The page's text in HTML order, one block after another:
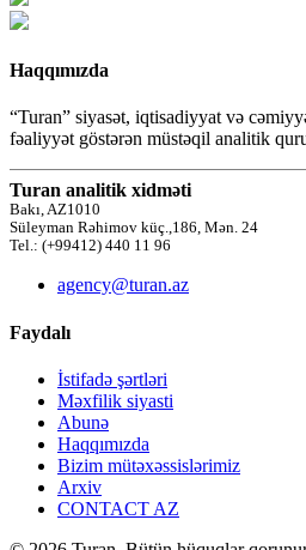
Haqqımızda
“Turan” siyasət, iqtisadiyyat və
fəaliyyət göstərən müstəqil analitik
Turan analitik xidməti
Bakı, AZ1010
Süleyman Rəhimov küç.,186, Mən. 24
Tel.: (+99412) 440 11 96
agency@turan.az
Faydalı
İstifadə şərtləri
Məxfilik siyasti
Abunə
Haqqımızda
Bizim mütəxəssislərimiz
Arxiv
CONTACT AZ